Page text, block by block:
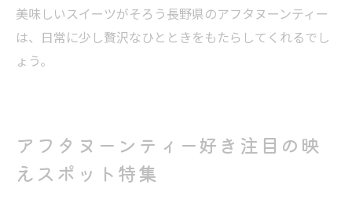
美味しいスイーツがそろう長野県のアフタヌーンティー
は、日常に少し贅沢なひとときをもたらしてくれるでし
ょう。
アフタヌーンティー好き注目の映
えスポット特集